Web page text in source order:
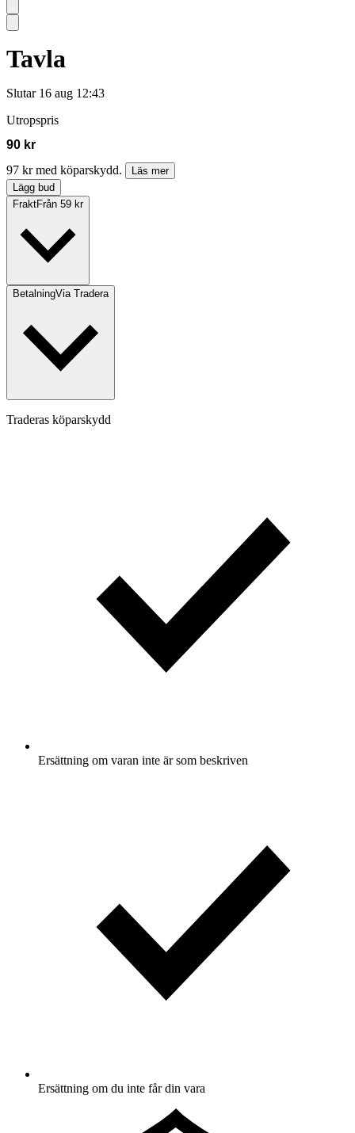
Tavla
Slutar 16 aug 12:43
Utropspris
90 kr
97 kr med köparskydd.
Läs mer
Lägg bud
FraktFrån 59 kr
BetalningVia Tradera
Traderas köparskydd
Ersättning om varan inte är som beskriven
Ersättning om du inte får din vara